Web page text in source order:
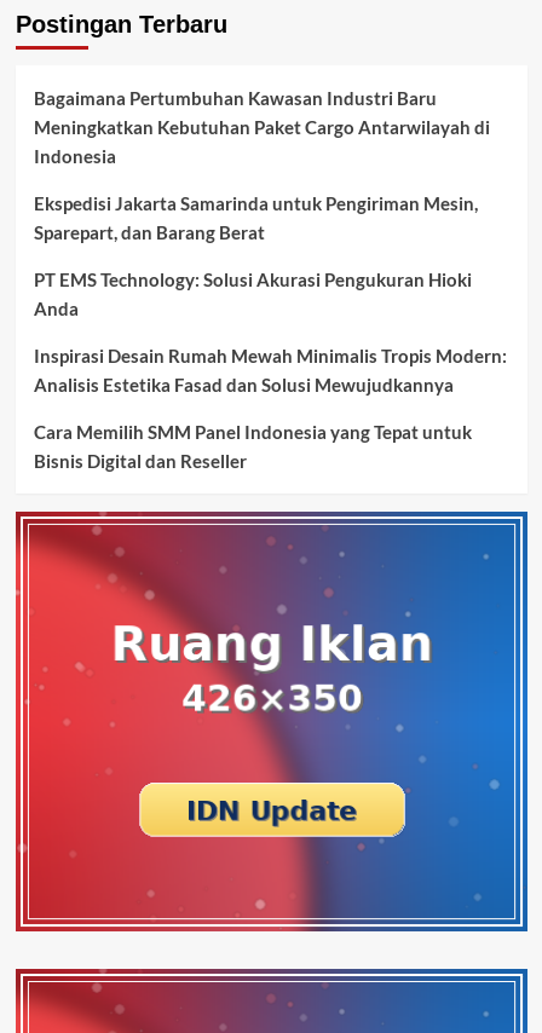
Banyuasin,
Sekda
Dukung
Penuh
Postingan Terbaru
Bagaimana Pertumbuhan Kawasan Industri Baru
Meningkatkan Kebutuhan Paket Cargo Antarwilayah di
Indonesia
Ekspedisi Jakarta Samarinda untuk Pengiriman Mesin,
Sparepart, dan Barang Berat
PT EMS Technology: Solusi Akurasi Pengukuran Hioki
Anda
Inspirasi Desain Rumah Mewah Minimalis Tropis Modern:
Analisis Estetika Fasad dan Solusi Mewujudkannya
Cara Memilih SMM Panel Indonesia yang Tepat untuk
Bisnis Digital dan Reseller